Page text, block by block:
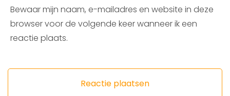
Bewaar mijn naam, e-mailadres en website in deze
browser voor de volgende keer wanneer ik een
reactie plaats.